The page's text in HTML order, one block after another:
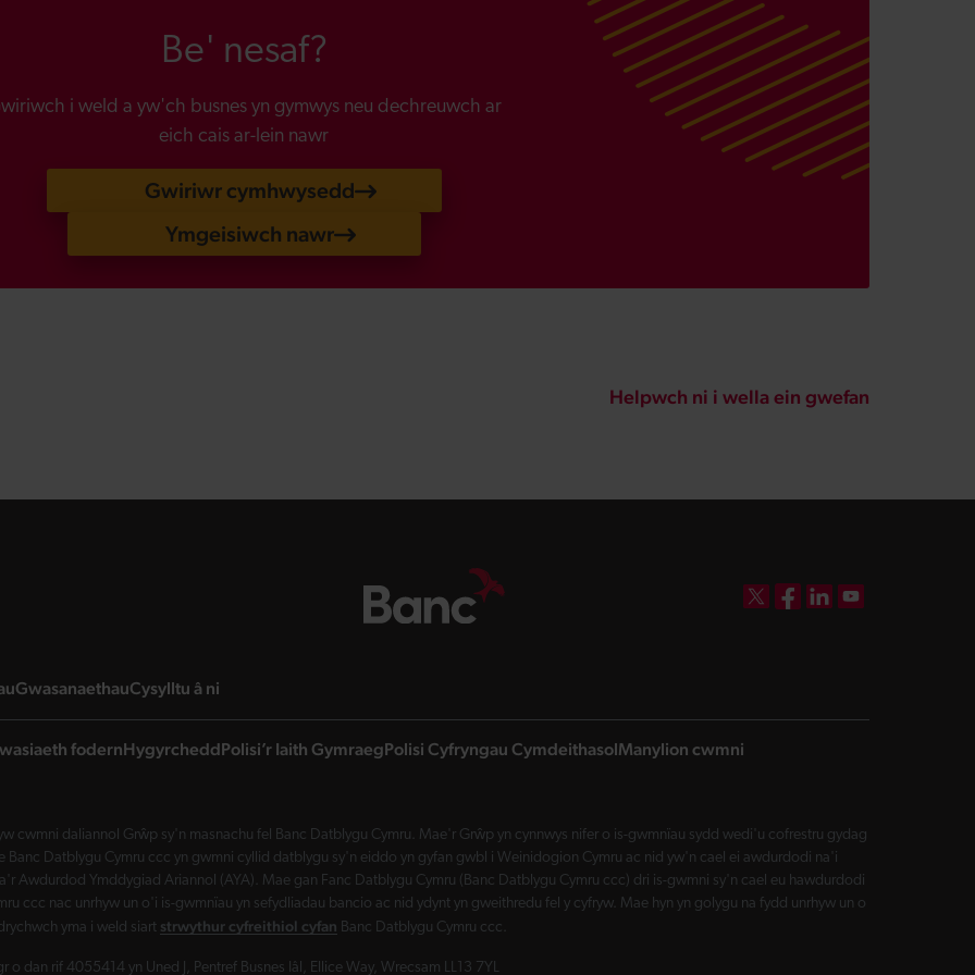
Be' nesaf?
i weld a yw'ch busnes yn gymwys neu dechreuwch ar
eich cais ar-lein nawr
Gwiriwr cymhwysedd
Ymgeisiwch nawr
Helpwch ni i wella ein gwefan
landing page
Gwasanaethaulanding page
Cysylltu â nilanding page
fodernHygyrcheddPolisi’r Iaith GymraegPolisi Cyfryngau CymdeithasolManylion cwmni
cwmni daliannol Grŵp sy'n masnachu fel Banc Datblygu Cymru. Mae'r Grŵp yn cynnwys nifer o is-gwmnïau sydd wedi'u cofrestru gydag
Banc Datblygu Cymru ccc yn gwmni cyllid datblygu sy'n eiddo yn gyfan gwbl i Weinidogion Cymru ac nid yw'n cael ei awdurdodi na'i
Awdurdod Ymddygiad Ariannol (AYA). Mae gan Fanc Datblygu Cymru (Banc Datblygu Cymru ccc) dri is-gwmni sy'n cael eu hawdurdodi
ccc nac unrhyw un o'i is-gwmnïau yn sefydliadau bancio ac nid ydynt yn gweithredu fel y cyfryw. Mae hyn yn golygu na fydd unrhyw un o
yma i weld siart strwythur cyfreithiol cyfan Banc Datblygu Cymru ccc.
dan rif 4055414 yn Uned J, Pentref Busnes Iâl, Ellice Way, Wrecsam LL13 7YL